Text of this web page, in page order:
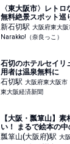
〈東大阪市〉レト
無料絶景スポット巡
着型・総合情報サイ
新石切駅 大阪府東大阪
Narakko!（奈良っこ）
石切のホテルセイ
用者は温泉無料に
石切駅 大阪府東大阪市
東大阪経済新聞
【大阪・瓢箪山】
い！ まるで絵本の
シティリビングWeb
瓢箪山(大阪府)駅 大